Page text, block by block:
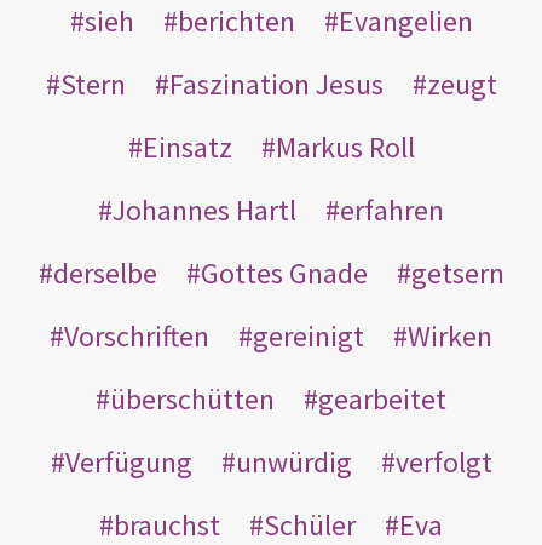
sieh
berichten
Evangelien
Stern
Faszination Jesus
zeugt
Einsatz
Markus Roll
Johannes Hartl
erfahren
derselbe
Gottes Gnade
getsern
Vorschriften
gereinigt
Wirken
überschütten
gearbeitet
Verfügung
unwürdig
verfolgt
brauchst
Schüler
Eva